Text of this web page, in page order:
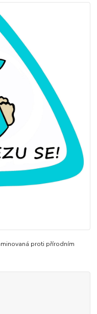
proti přírodním